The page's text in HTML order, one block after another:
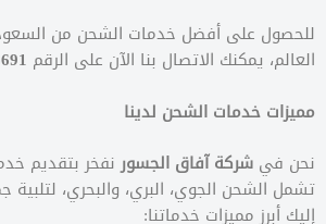
للحصول على أفضل خدمات الشحن من
العالم، يمكنك الاتصال بنا الآن على الرقم
مميزات خدمات الشحن لدينا
نحن في شركة آفاق الجسورنفخر بتقديم
تشمل الشحن الجوي، البري، والبحري، لتلبية
إليك أبرز مميزات خدماتنا: